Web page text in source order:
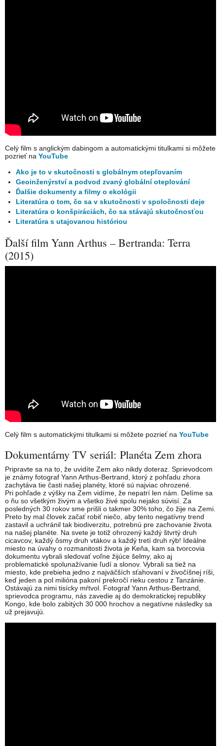
Celý film s anglickým dabingom a automatickými titulkami si môžete
pozrieť na YouTube
Ako je to v skutočnosti s globálnym otepľovaním
Geoinženýrství a podvod zvaný globální oteplování
Ďalšie dokumenty a filmy o ekológii
Literatúra o tom, čo sa v skutočnosti v spoločnosti deje
Literatúra o konšpiráciách, čo sa stávajú skutočnosťou
Literatúra s utajovanou históriou
Ďalší film Yann Arthus – Bertranda: Terra
(2015)
Celý film s automatickými titulkami si môžete pozrieť na YouTube
Dokumentárny TV seriál: Planéta Zem zhora
Pripravte sa na to, že uvidíte Zem ako nikdy doteraz. Sprievodcom
je známy fotograf Yann Arthus-Bertrand, ktorý z pohľadu zhora
zachytáva tie časti našej planéty, ktoré sú najviac ohrozené.
Pri pohľade z výšky na Zem vidíme, že nepatrí len nám. Delíme sa
o ňu so všetkým živým a všetko živé spolu nejako súvisí. Za
posledných 30 rokov sme prišli o takmer 30% toho, čo žije na Zemi.
Preto by mal človek začať robiť niečo, aby tento negatívny trend
zastavil a uchránil tak biodiverzitu, potrebnú pre zachovanie života
na našej planéte. Na svete je totiž ohrozený každý štvrtý druh
cicavcov, každý ôsmy druh vtákov a každý tretí druh rýb! Ideálne
miesto na úvahy o rozmanitosti života je Keňa, kam sa tvorcovia
dokumentu vybrali sledovať voľne žijúce šelmy, ako aj
problematické spolunažívanie ľudí a slonov. Vybrali sa tiež na
miesto, kde prebieha jedno z najväčších sťahovaní v živočíšnej ríši,
keď jeden a pol milióna pakoní prekročí rieku cestou z Tanzánie.
Ostávajú za nimi tisícky mŕtvol. Fotograf Yann Arthus-Bertrand,
sprievodca programu, nás zavedie aj do demokratickej republiky
Kongo, kde bolo zabitých 30 000 hrochov a negatívne následky sa
už prejavujú.